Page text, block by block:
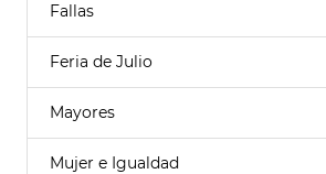
Fallas
Feria de Julio
Mayores
Mujer e Igualdad